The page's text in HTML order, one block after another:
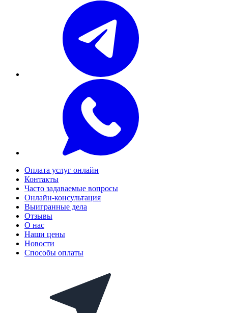
Оплата услуг онлайн
Контакты
Часто задаваемые вопросы
Онлайн-консультация
Выигранные дела
Отзывы
О нас
Наши цены
Новости
Способы оплаты